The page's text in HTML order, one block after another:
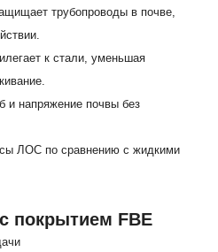
трубопроводы в почве,
к стали, уменьшая
и напряжение почвы без
ЛОС по сравнению с жидкими
покрытием FBE